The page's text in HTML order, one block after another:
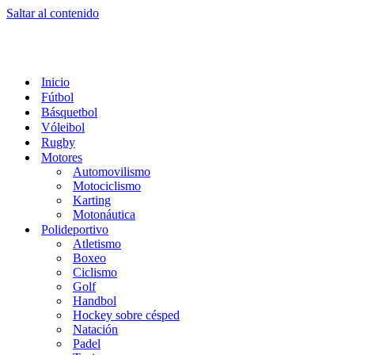
Saltar al contenido
Inicio
Fútbol
Básquetbol
Vóleibol
Rugby
Motores
Automovilismo
Motociclismo
Karting
Motonáutica
Polideportivo
Atletismo
Boxeo
Ciclismo
Golf
Handbol
Hockey sobre césped
Natación
Padel